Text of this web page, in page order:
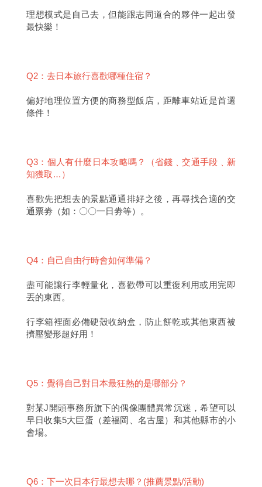
理想模式是自己去，但能跟志同道合的夥伴一起出發
最快樂！
Q2：去日本旅行喜歡哪種住宿？
偏好地理位置方便的商務型飯店，距離車站近是首選
條件！
Q3：個人有什麼日本攻略嗎？（省錢﹑交通手段﹑新
知獲取…）
喜歡先把想去的景點通通排好之後，再尋找合適的交
通票劵（如：〇〇一日劵等）。
Q4：自己自由行時會如何準備？
盡可能讓行李輕量化，喜歡帶可以重復利用或用完即
丟的東西。
行李箱裡面必備硬殼收納盒，防止餅乾或其他東西被
擠壓變形超好用！
Q5：覺得自己對日本最狂熱的是哪部分？
對某J開頭事務所旗下的偶像團體異常沉迷，希望可以
早日收集5大巨蛋（差福岡、名古屋）和其他縣市的小
會場。
Q6：下一次日本行最想去哪？(推薦景點/活動)